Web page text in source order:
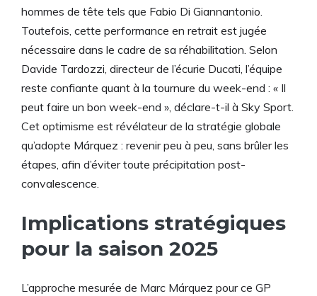
hommes de tête tels que Fabio Di Giannantonio.
Toutefois, cette performance en retrait est jugée
nécessaire dans le cadre de sa réhabilitation. Selon
Davide Tardozzi, directeur de l’écurie Ducati, l’équipe
reste confiante quant à la tournure du week-end : « Il
peut faire un bon week-end », déclare-t-il à Sky Sport.
Cet optimisme est révélateur de la stratégie globale
qu’adopte Márquez : revenir peu à peu, sans brûler les
étapes, afin d’éviter toute précipitation post-
convalescence.
Implications stratégiques
pour la saison 2025
L’approche mesurée de Marc Márquez pour ce GP